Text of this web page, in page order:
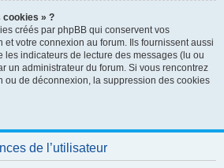
cookies » ?
créés par phpBB qui conservent vos
et votre connexion au forum. Ils fournissent aussi
les indicateurs de lecture des messages (lu ou
un administrateur du forum. Si vous rencontrez
ou de déconnexion, la suppression des cookies
de l’utilisateur